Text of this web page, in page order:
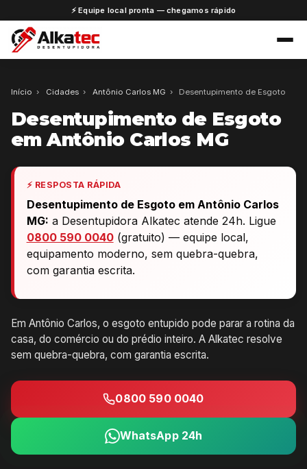
⚡ Equipe local pronta — chegamos rápido
Início › Cidades › Antônio Carlos MG › Desentupimento de Esgoto
Desentupimento de Esgoto
em Antônio Carlos MG
⚡ RESPOSTA RÁPIDA
Desentupimento de Esgoto em Antônio Carlos
MG: a Desentupidora Alkatec atende 24h. Ligue
0800 590 0040(gratuito) — equipe local,
equipamento moderno, sem quebra-quebra,
com garantia escrita.
Em Antônio Carlos, o esgoto entupido pode parar a rotina da
casa, do comércio ou do prédio inteiro. A Alkatec resolve
sem quebra-quebra, com garantia escrita.
0800 590 0040
WhatsApp 24h